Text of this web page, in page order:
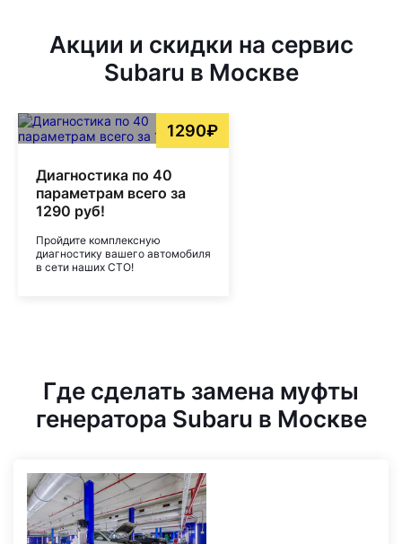
Акции и скидки на сервис
Subaru в Москве
1290₽
Диагностика по 40
параметрам всего за
1290 руб!
Пройдите комплексную
диагностику вашего автомобиля
в сети наших СТО!
Где сделать замена муфты
генератора Subaru в Москве